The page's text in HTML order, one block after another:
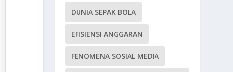
DUNIA SEPAK BOLA
EFISIENSI ANGGARAN
FENOMENA SOSIAL MEDIA